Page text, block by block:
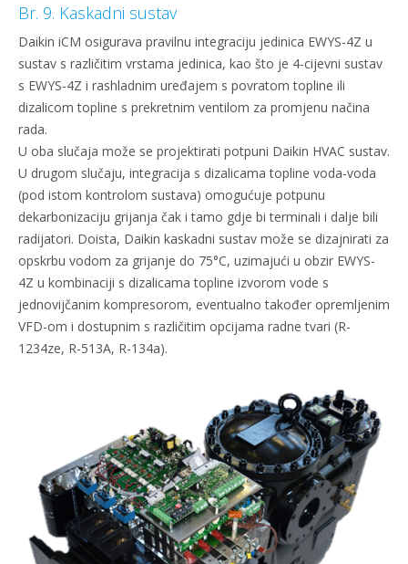
Br. 9. Kaskadni sustav
Daikin iCM osigurava pravilnu integraciju jedinica EWYS-4Z u
sustav s različitim vrstama jedinica, kao što je 4-cijevni sustav
s EWYS-4Z i rashladnim uređajem s povratom topline ili
dizalicom topline s prekretnim ventilom za promjenu načina
rada.
U oba slučaja može se projektirati potpuni Daikin HVAC sustav.
U drugom slučaju, integracija s dizalicama topline voda-voda
(pod istom kontrolom sustava) omogućuje potpunu
dekarbonizaciju grijanja čak i tamo gdje bi terminali i dalje bili
radijatori. Doista, Daikin kaskadni sustav može se dizajnirati za
opskrbu vodom za grijanje do 75°C, uzimajući u obzir EWYS-
4Z u kombinaciji s dizalicama topline izvorom vode s
jednovijčanim kompresorom, eventualno također opremljenim
VFD-om i dostupnim s različitim opcijama radne tvari (R-
1234ze, R-513A, R-134a).